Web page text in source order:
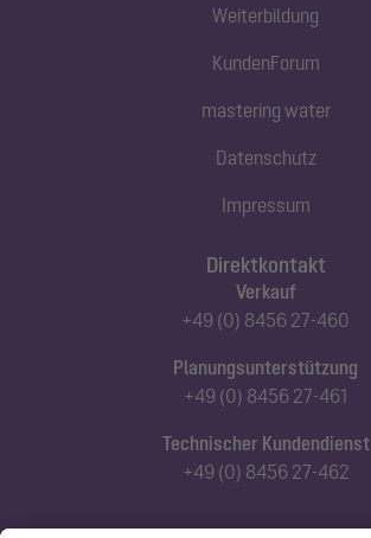
Direktkontakt
Verkauf
+49 (0) 8456 27-460
Planungsunterstützung
+49 (0) 8456 27-461
Technischer Kundendienst
+49 (0) 8456 27-462
Weiterbildung
KundenForum
mastering water
Datenschutz
Impressum